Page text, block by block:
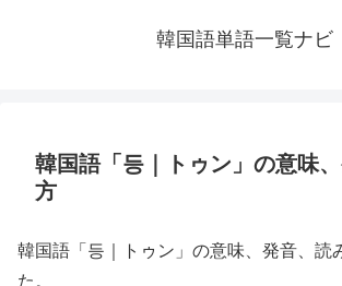
韓国語単語一覧ナビ
韓国語「등｜トゥン」の意味
方
韓国語「등｜トゥン」の意味、発音、読
た。